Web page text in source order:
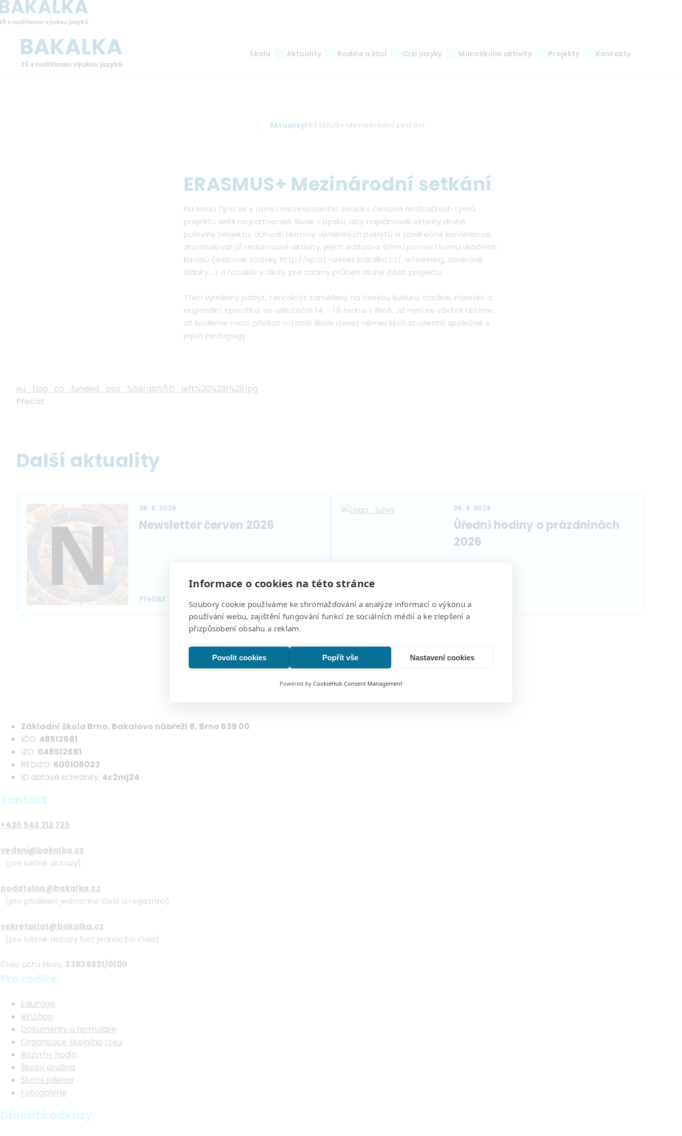
Informace o cookies na této stránce
Soubory cookie používáme ke shromažďování a analýze informací o výkonu a
používání webu, zajištění fungování funkcí ze sociálních médií a ke zlepšení a
přizpůsobení obsahu a reklam.
Povolit cookies Popřít vše Nastavení cookies
Powered by CookieHub Consent Management
hlavnímu
Main
Škola Aktuality Rodiče a žáci Cizí jazyky Mimoškolní aktivity Projekty Kontakty
AktualityERASMUS+ Mezinárodní setkání
ERASMUS+ Mezinárodní setkání
Na konci října se v rámci mezinárodního setkání členové realizačních týmů
projektu sešli na partnerské škole v Lipsku, aby naplánovali aktivity druhé
poloviny projektu, dohodli termíny výměnných pobytů a závěrečné konference,
zkontrolovali již realizované aktivity, jejich editaci a šíření pomocí komunikačních
kanálů (webové stránky http://sport-unites.bakalka.cz/, eTwinning, novinové
články....) a rozdělili si úkoly pro zdárný průběh druhé části projektu.
Třetí výměnný pobyt, tentokrát zaměřený na českou kulturu, tradice, národní a
regionální specifika, se uskuteční 14. - 19. ledna v Brně. Již nyní se všichni těšíme,
až budeme moci přivítat na naší škole deset německých studentů společně s
jejich pedagogy.
Document
eu_flag_co_funded_pos_%5Brgb%5D_left%20%281%29.jpg
Přečíst
Další aktuality
26. 6. 2026
Newsletter červen 2026
Přečíst
26. 6. 2026
Úřední hodiny o prázdninách
2026
Page …
Základní škola Brno, Bakalovo nábřeží 8, Brno 639 00
IČO: 48512681
IZO: 048512681
REDIZO: 600108023
ID datové schránky: 4c2mj24
Kontakt
+420 543 212 725
vedeni@bakalka.cz
(pro běžné dotazy)
podatelna@bakalka.cz
(pro přidělení jednacího čísla a registraci)
sekretariat@bakalka.cz
(pro běžné dotazy bez jednacího čísla)
Číslo účtu školy: 33836621/0100
Pro rodiče
EduPage
BELLhop
Dokumenty a formuláře
Organizace školního roku
Rozvrhy hodin
Školní družina
Školní jídelna
Fotogalerie
Důležité odkazy